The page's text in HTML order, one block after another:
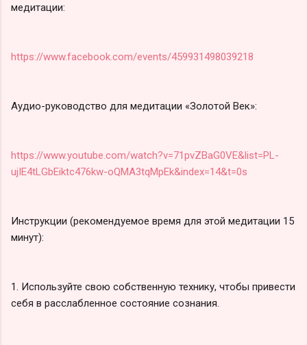
медитации:
https://www.facebook.com/events/459931498039218
Аудио-руководство для медитации «Золотой Век»:
https://www.youtube.com/watch?v=71pvZBaG0VE&list=PL-
ujIE4tLGbEiktc476kw-oQMA3tqMpEk&index=14&t=0s
Инструкции (рекомендуемое время для этой медитации 15
минут):
1. Используйте свою собственную технику, чтобы привести
себя в расслабленное состояние сознания.